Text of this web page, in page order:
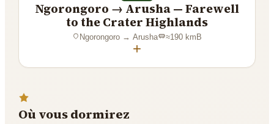
Ngorongoro → Arusha — Farewell
to the Crater Highlands
Ngorongoro → Arusha ≈190 km B
+
Où vous dormirez